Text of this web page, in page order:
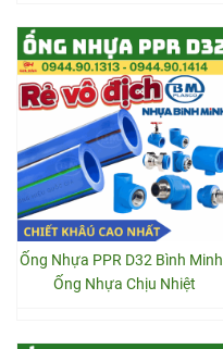
Ống Nhựa PPR D32 Bình Minh l
Ống Nhựa Chịu Nhiệt